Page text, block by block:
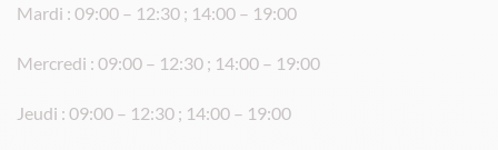
Mardi : 09:00 – 12:30 ; 14:00 – 19:00
Mercredi : 09:00 – 12:30 ; 14:00 – 19:00
Jeudi : 09:00 – 12:30 ; 14:00 – 19:00